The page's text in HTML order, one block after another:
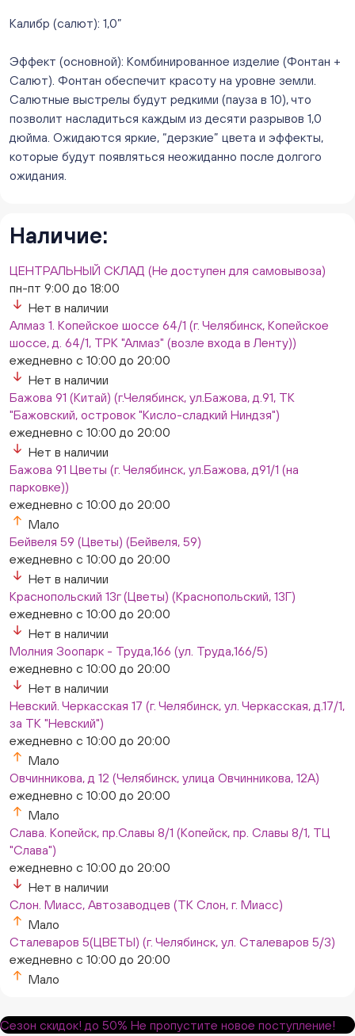
Овчинникова, д 12 (Челябинск, улица Овчинникова,
ежедневно с 10:00 до 20:00
Мало
Слава. Копейск, пр.Славы 8/1 (Копейск, пр. Славы
8/1, ТЦ "Слава")
ежедневно с 10:00 до 20:00
Нет в наличии
Слон. Миасс, Автозаводцев (ТК Слон, г. Миасс)
Мало
ежедневно с 10:00 до 20:00
Калибр (салют): 1,0”
Эффект (основной): Комбинированное изделие (Фонтан +
Салют). Фонтан обеспечит красоту на уровне земли.
Салютные выстрелы будут редкими (пауза в 10), что
позволит насладиться каждым из десяти разрывов 1,0
дюйма. Ожидаются яркие, “дерзкие” цвета и эффекты,
которые будут появляться неожиданно после долгого
ожидания.
Наличие:
ЦЕНТРАЛЬНЫЙ СКЛАД (Не доступен для самовывоза)
пн-пт 9:00 до 18:00
Нет в наличии
Алмаз 1. Копейское шоссе 64/1 (г. Челябинск, Копейское
шоссе, д. 64/1, ТРК "Алмаз" (возле входа в Ленту))
ежедневно с 10:00 до 20:00
Нет в наличии
Бажова 91 (Китай) (г.Челябинск, ул.Бажова, д.91, ТК
"Бажовский, островок "Кисло-сладкий Ниндзя")
ежедневно с 10:00 до 20:00
Нет в наличии
Бажова 91 Цветы (г. Челябинск, ул.Бажова, д91/1 (на
парковке))
ежедневно с 10:00 до 20:00
Мало
Бейвеля 59 (Цветы) (Бейвеля, 59)
ежедневно с 10:00 до 20:00
Нет в наличии
Краснопольский 13г (Цветы) (Краснопольский, 13Г)
ежедневно с 10:00 до 20:00
Нет в наличии
Молния Зоопарк - Труда,166 (ул. Труда,166/5)
ежедневно с 10:00 до 20:00
Нет в наличии
Невский. Черкасская 17 (г. Челябинск, ул. Черкасская, д.17/1,
за ТК "Невский")
ежедневно с 10:00 до 20:00
Мало
Овчинникова, д 12 (Челябинск, улица Овчинникова, 12А)
ежедневно с 10:00 до 20:00
Мало
Слава. Копейск, пр.Славы 8/1 (Копейск, пр. Славы 8/1, ТЦ
"Слава")
ежедневно с 10:00 до 20:00
Нет в наличии
Слон. Миасс, Автозаводцев (ТК Слон, г. Миасс)
Мало
Сталеваров 5(ЦВЕТЫ) (г. Челябинск, ул. Сталеваров 5/3)
ежедневно с 10:00 до 20:00
Мало
Сезон скидок! до 50% Не пропустите новое поступление!